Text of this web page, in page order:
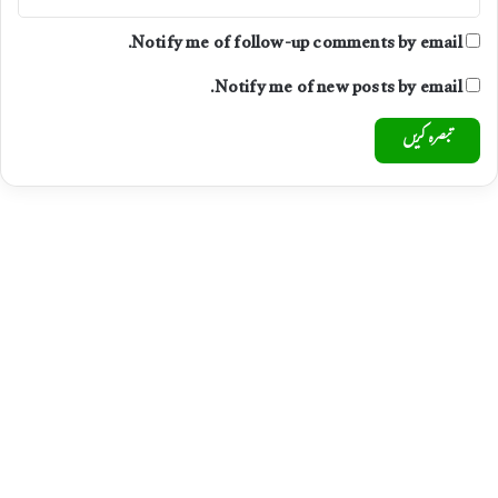
Notify me of follow-up comments by email.
Notify me of new posts by email.